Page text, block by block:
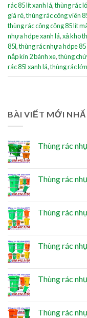
rác 85 lít xanh lá,thùng rác
giá rẻ,thùng rác công viên
thùng rác công cộng 85 lít
nhựa hdpe xanh lá,xả kho
85l,thùng rác nhựa hdpe
nắp kín 2 bánh xe,thùng
rác 85l xanh lá,thùng rác
BÀI VIẾT MỚI
Thùng rác
Thùng rác
Thùng rác
Thùng rác
Thùng rác
Thùng rác